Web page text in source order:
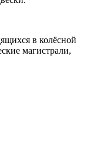
в колёсной
магистрали,